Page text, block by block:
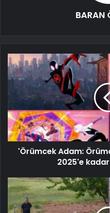
BARAN
'Örümcek Adam:
2025'e